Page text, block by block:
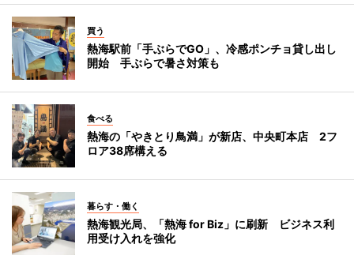
買う
熱海駅前「手ぶらでGO」、冷感ポンチョ貸し出し
開始 手ぶらで暑さ対策も
食べる
熱海の「やきとり鳥満」が新店、中央町本店 2フ
ロア38席構える
暮らす・働く
熱海観光局、「熱海 for Biz」に刷新 ビジネス利
用受け入れを強化